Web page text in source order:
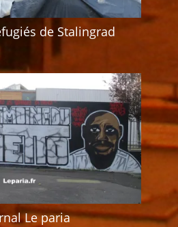
de Stalingrad
Le paria